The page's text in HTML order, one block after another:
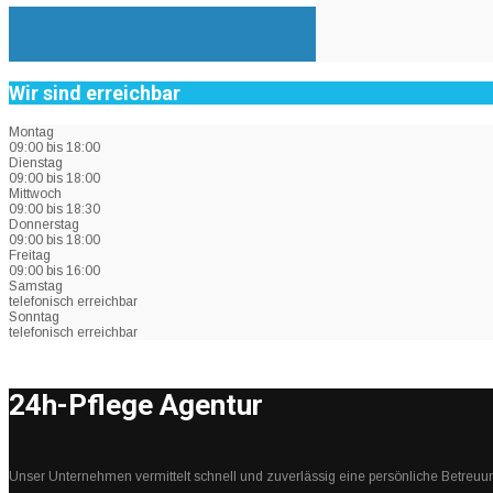
Wir sind erreichbar
Montag
09:00 bis 18:00
Dienstag
09:00 bis 18:00
Mittwoch
09:00 bis 18:30
Donnerstag
09:00 bis 18:00
Freitag
09:00 bis 16:00
Samstag
telefonisch erreichbar
Sonntag
telefonisch erreichbar
24h-Pflege Agentur
Unser Unternehmen vermittelt schnell und zuverlässig eine persönliche